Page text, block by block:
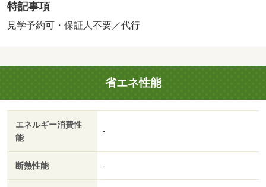
特記事項
見学予約可・保証人不要／代行
省エネ性能
エネルギー消費性
能
-
断熱性能 -